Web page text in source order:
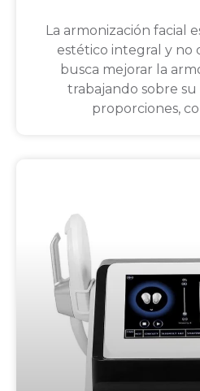
La armonización facial
estético integral y no
busca mejorar la
trabajando sobre
proporciones,